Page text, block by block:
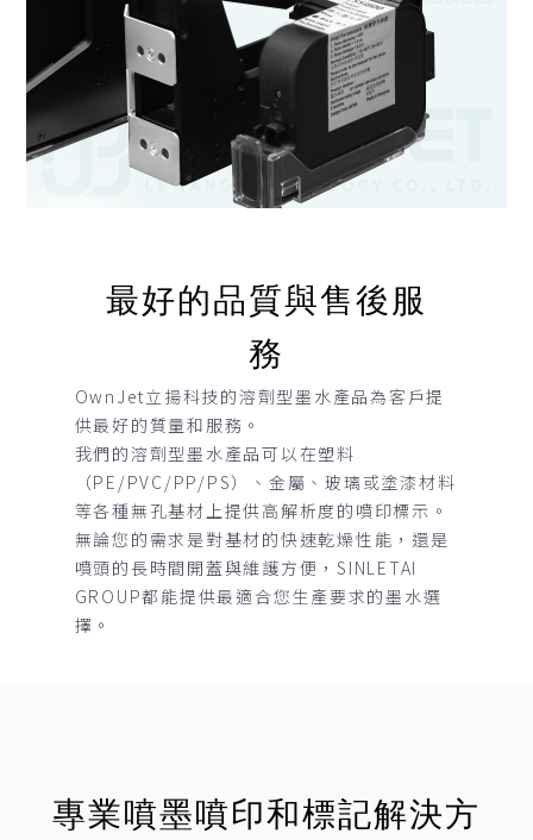
最好的品質與售後服
務
OwnJet立揚科技的溶劑型墨水產品為客戶提
供最好的質量和服務。
我們的溶劑型墨水產品可以在塑料
（PE/PVC/PP/PS）、金屬、玻璃或塗漆材料
等各種無孔基材上提供高解析度的噴印標示。
無論您的需求是對基材的快速乾燥性能，還是
噴頭的長時間開蓋與維護方便，SINLETAI
GROUP都能提供最適合您生產要求的墨水選
擇。
專業噴墨噴印和標記解決方